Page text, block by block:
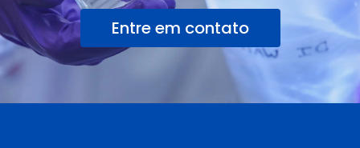
Entre em contato